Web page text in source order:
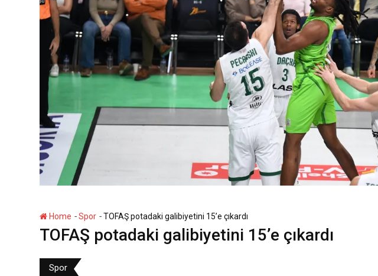
Home -Spor -TOFAŞ potadaki galibiyetini 15’e çıkardı
TOFAŞ potadaki galibiyetini 15’e çıkardı
Spor